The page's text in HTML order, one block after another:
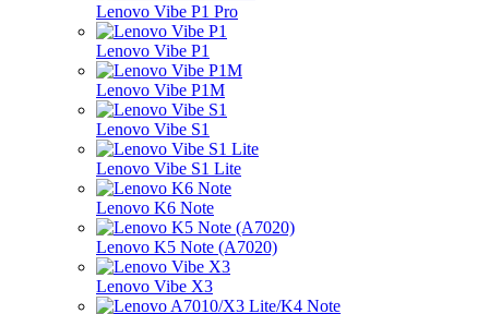
Lenovo Vibe P1 Pro
Lenovo Vibe P1
Lenovo Vibe P1M
Lenovo Vibe S1
Lenovo Vibe S1 Lite
Lenovo K6 Note
Lenovo K5 Note (A7020)
Lenovo Vibe X3